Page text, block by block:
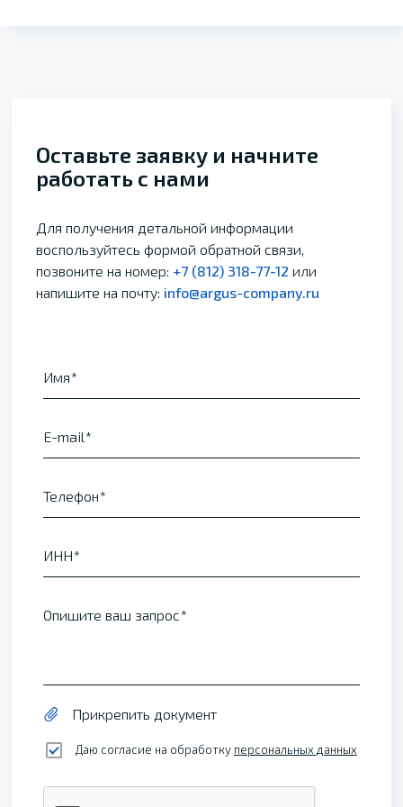
Оставьте заявку и начните
работать с нами
Для получения детальной информации
воспользуйтесь формой обратной связи,
позвоните на номер: +7 (812) 318-77-12 или
напишите на почту: info@argus-company.ru
Имя
E-mail
Телефон
ИНН
Опишите ваш запрос
Прикрепить документ
Даю согласие на обработку персональных данных